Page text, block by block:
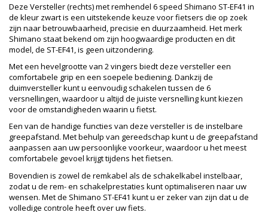
Deze Versteller (rechts) met remhendel 6 speed Shimano ST-EF41 in
de kleur zwart is een uitstekende keuze voor fietsers die op zoek
zijn naar betrouwbaarheid, precisie en duurzaamheid. Het merk
Shimano staat bekend om zijn hoogwaardige producten en dit
model, de ST-EF41, is geen uitzondering.
Met een hevelgrootte van 2 vingers biedt deze versteller een
comfortabele grip en een soepele bediening. Dankzij de
duimversteller kunt u eenvoudig schakelen tussen de 6
versnellingen, waardoor u altijd de juiste versnelling kunt kiezen
voor de omstandigheden waarin u fietst.
Een van de handige functies van deze versteller is de instelbare
greepafstand. Met behulp van gereedschap kunt u de greepafstand
aanpassen aan uw persoonlijke voorkeur, waardoor u het meest
comfortabele gevoel krijgt tijdens het fietsen.
Bovendien is zowel de remkabel als de schakelkabel instelbaar,
zodat u de rem- en schakelprestaties kunt optimaliseren naar uw
wensen. Met de Shimano ST-EF41 kunt u er zeker van zijn dat u de
volledige controle heeft over uw fiets.